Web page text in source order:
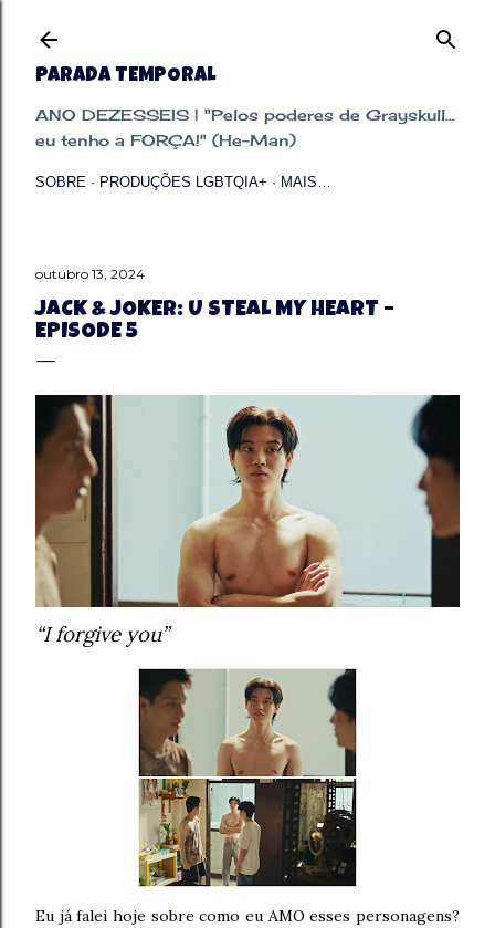
PARADA TEMPORAL
ANO DEZESSEIS | "Pelos poderes de Grayskull...
eu tenho a FORÇA!" (He-Man)
SOBRE PRODUÇÕES LGBTQIA+ MAIS…
outubro 13, 2024
JACK & JOKER: U STEAL MY HEART –
EPISODE 5
“I forgive you”
Eu já falei hoje sobre como eu AMO esses personagens?